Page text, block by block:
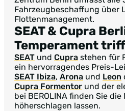
Fahrzeugbeschaffung über
Flottenmanagement.
SEAT & Cupra
Temperament
SEAT und Cupra stehen für
ein hervorragendes Preis-
SEAT Ibiza, Arona und Leon
Cupra Formentor und der
bei BEROLINA finden Sie
höherschlagen lassen.